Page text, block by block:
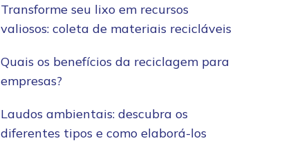
Transforme seu lixo em recursos
valiosos: coleta de materiais recicláveis
Quais os benefícios da reciclagem para
empresas?
Laudos ambientais: descubra os
diferentes tipos e como elaborá-los